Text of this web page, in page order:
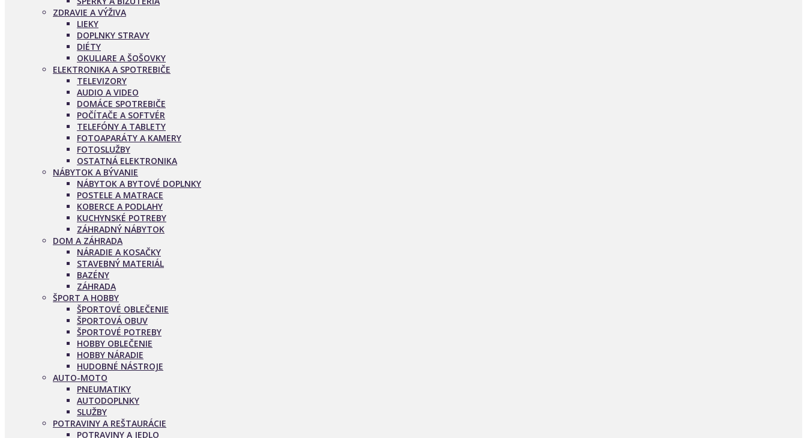
ZDRAVIE A VÝŽIVA
LIEKY
DOPLNKY STRAVY
DIÉTY
OKULIARE A ŠOŠOVKY
ELEKTRONIKA A SPOTREBIČE
TELEVIZORY
AUDIO A VIDEO
DOMÁCE SPOTREBIČE
POČÍTAČE A SOFTVÉR
TELEFÓNY A TABLETY
FOTOAPARÁTY A KAMERY
FOTOSLUŽBY
OSTATNÁ ELEKTRONIKA
NÁBYTOK A BÝVANIE
NÁBYTOK A BYTOVÉ DOPLNKY
POSTELE A MATRACE
KOBERCE A PODLAHY
KUCHYNSKÉ POTREBY
ZÁHRADNÝ NÁBYTOK
DOM A ZÁHRADA
NÁRADIE A KOSAČKY
STAVEBNÝ MATERIÁL
BAZÉNY
ZÁHRADA
ŠPORT A HOBBY
ŠPORTOVÉ OBLEČENIE
ŠPORTOVÁ OBUV
ŠPORTOVÉ POTREBY
HOBBY OBLEČENIE
HOBBY NÁRADIE
HUDOBNÉ NÁSTROJE
AUTO-MOTO
PNEUMATIKY
AUTODOPLNKY
SLUŽBY
POTRAVINY A REŠTAURÁCIE
POTRAVINY A JEDLO